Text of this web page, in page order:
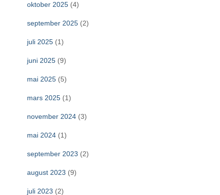
oktober 2025 (4)
september 2025 (2)
juli 2025 (1)
juni 2025 (9)
mai 2025 (5)
mars 2025 (1)
november 2024 (3)
mai 2024 (1)
september 2023 (2)
august 2023 (9)
juli 2023 (2)